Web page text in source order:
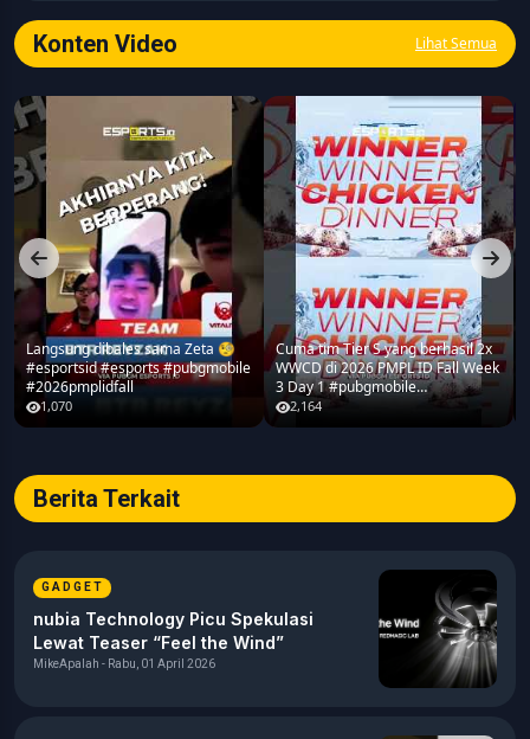
Konten Video Lihat Semua
Langsung dibales sama Zeta 🧐
#esportsid #esports #pubgmobile
#2026pmplidfall
1,070
Cuma tim Tier S yang berhasil 2x
WWCD di 2026 PMPL ID Fall Week
3 Day 1 #pubgmobile
#2026pmplidfall
2,164
Berita Terkait
GADGET
nubia Technology Picu Spekulasi
Lewat Teaser “Feel the Wind”
MikeApalah - Rabu, 01 April 2026